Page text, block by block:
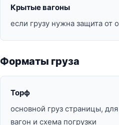
Крытые вагоны
если грузу нужна защита от
Форматы груза
Торф
основной груз страницы,
вагон и схема погрузки